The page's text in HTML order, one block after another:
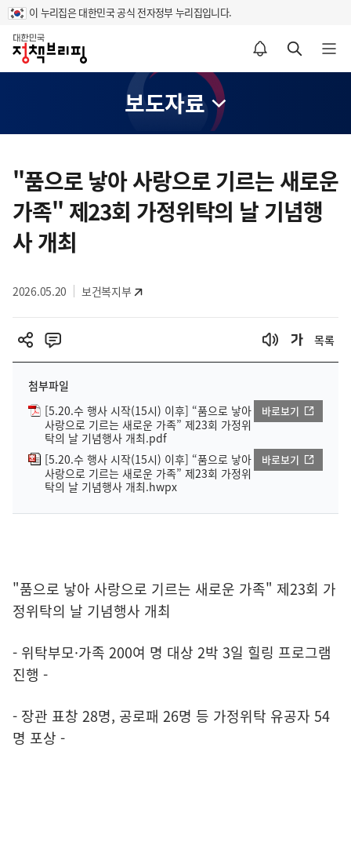
이 누리집은 대한민국 공식 전자정부 누리집입니다.
홈
알림설정 바로가기 검색 바로가기 메뉴 열기
보도자료
텐
영
역
"품으로 낳아 사랑으로 기르는 새로운
가족" 제23회 가정위탁의 날 기념행
사 개최
2026.05.20 보건복지부
목록
첨부파일
[5.20.수 행사 시작(15시) 이후] “품으로 낳아
사랑으로 기르는 새로운 가족” 제23회 가정위
탁의 날 기념행사 개최.pdf
바로보기
[5.20.수 행사 시작(15시) 이후] “품으로 낳아
사랑으로 기르는 새로운 가족” 제23회 가정위
탁의 날 기념행사 개최.hwpx
바로보기
"품으로 낳아 사랑으로 기르는 새로운 가족" 제23회 가
정위탁의 날 기념행사 개최
- 위탁부모·가족 200여 명 대상 2박 3일 힐링 프로그램
진행 -
- 장관 표창 28명, 공로패 26명 등 가정위탁 유공자 54
명 포상 -